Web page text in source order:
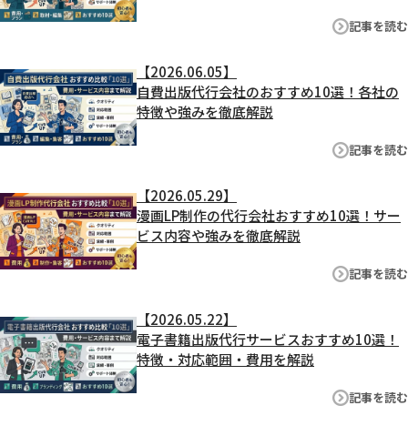
記事を読む
【2026.06.05】
自費出版代行会社のおすすめ10選！各社の
特徴や強みを徹底解説
記事を読む
【2026.05.29】
漫画LP制作の代行会社おすすめ10選！サー
ビス内容や強みを徹底解説
記事を読む
【2026.05.22】
電子書籍出版代行サービスおすすめ10選！
特徴・対応範囲・費用を解説
記事を読む